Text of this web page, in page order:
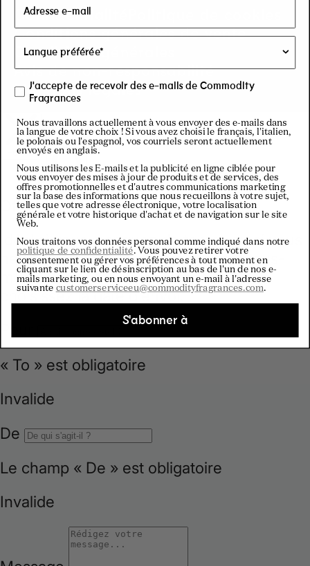
y
/
r
e
g
i
o
n
Confidentialité
Conditions générales de vente
Conditions générales
Avis de non-responsabilité
Mentions légales
J'accepte de recevoir des e-mails de Commodity
Fragrances
Nous travaillons actuellement à vous envoyer des e-mails dans
la langue de votre choix ! Si vous avez choisi le français, l'italien,
le polonais ou l'espagnol, vos courriels seront actuellement
envoyés en anglais.
Nous utilisons les E-mails et la publicité en ligne ciblée pour
vous envoyer des mises à jour de produits et de services, des
offres promotionnelles et d'autres communications marketing
sur la base des informations que nous recueillons à votre sujet,
telles que votre adresse électronique, votre localisation
générale et votre historique d'achat et de navigation sur le site
Web.
Nous traitons vos données personal comme indiqué dans notre
politique de confidentialité. Vous pouvez retirer votre
consentement ou gérer vos préférences à tout moment en
cliquant sur le lien de désinscription au bas de l'un de nos e-
mails marketing, ou en nous envoyant un e-mail à l'adresse
suivante customerserviceeu@commodityfragrances.com.
S'abonner à